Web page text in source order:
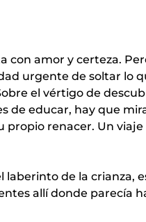
amor y certeza.
urgente de soltar lo
el vértigo de
de educar, hay que
renacer. Un
de la crianza,
allí donde parecía